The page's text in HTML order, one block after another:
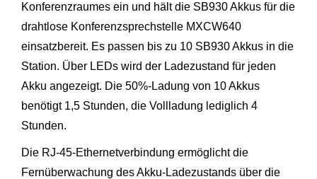
Konferenzraumes ein und hält die SB930 Akkus für die
drahtlose Konferenzsprechstelle MXCW640
einsatzbereit. Es passen bis zu 10 SB930 Akkus in die
Station. Über LEDs wird der Ladezustand für jeden
Akku angezeigt. Die 50%-Ladung von 10 Akkus
benötigt 1,5 Stunden, die Vollladung lediglich 4
Stunden.
Die RJ-45-Ethernetverbindung ermöglicht die
Fernüberwachung des Akku-Ladezustands über die